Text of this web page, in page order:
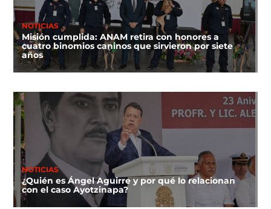
NOTICIAS
Misión cumplida: ANAM retira con honores a
cuatro binomios caninos que sirvieron por siete
años
NOTICIAS
¿Quién es Ángel Aguirre y por qué lo relacionan
con el caso Ayotzinapa?